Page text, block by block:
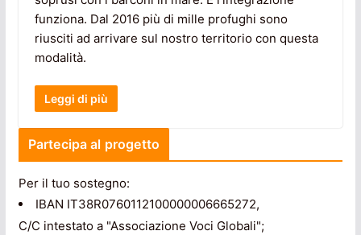
funziona. Dal 2016 più di mille profughi sono
riusciti ad arrivare sul nostro territorio con questa
modalità.
Leggi di più
Partecipa al progetto
Per il tuo sostegno:
IBAN IT38R0760112100000006665272,
C/C intestato a "Associazione Voci Globali";